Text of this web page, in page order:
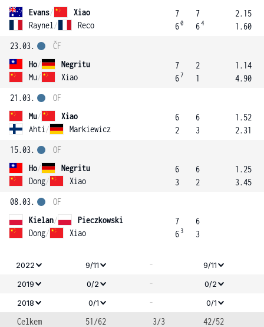
Evans/
Xiao
Raynel / Reco
7
60
7
64
2.15
1.60
23.03.
Ho/
Negritu
Mu/ Xiao
ČF
7
67
2
1
1.14
4.90
21.03.
Mu/
Xiao
Ahti / Markiewicz
OF
6
2
6
3
1.52
2.31
15.03.
Ho/
Negritu
Dong/ Xiao
OF
6
3
6
2
1.25
3.45
08.03.
Kielan/
Pieczkowski
Dong/ Xiao
OF
7
6 3
6
3
2022 9/11 -
9/11
2019
0/2 -
0/2
2018
0/1 - 0/1
Celkem 51/62 3/3 42/52